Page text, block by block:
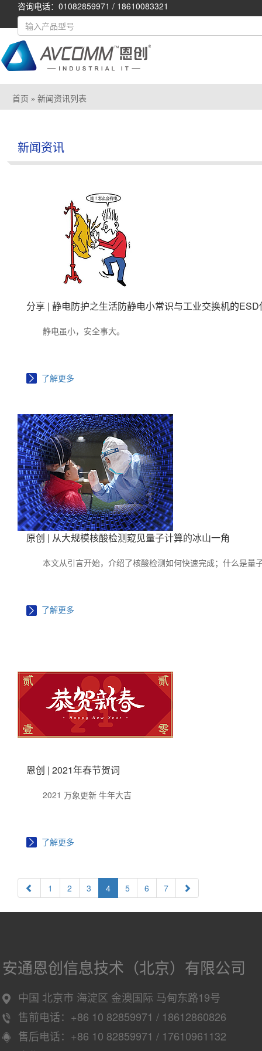
咨询电话：01082859971 / 18610083321
首页 » 新闻资讯列表
新闻资讯
分享 | 静电防护之生活防静电小常识与工业交换机的ESD
静电虽小，安全事大。
了解更多
原创 | 从大规模核酸检测窥见量子计算的冰山一角
本文从引言开始，介绍了核酸检测如何快速完成；什么是
了解更多
恩创 | 2021年春节贺词
2021 万象更新 牛年大吉
了解更多
1 2 3 4 5 6 7
安通恩创信息技术（北京）有限公司
中国 北京市 海淀区 金澳国际 马甸东路19号
售前电话：+86 10 82859971 / 18612860826
售后电话：+86 10 82859971 / 17610961132